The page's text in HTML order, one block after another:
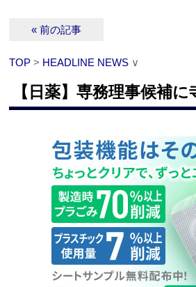
« 前の記事
TOP > HEADLINE NEWS ∨
【日薬】専務理事候補に